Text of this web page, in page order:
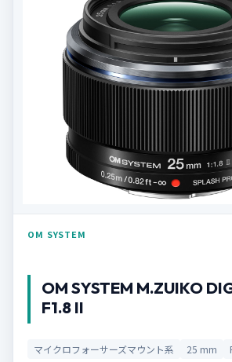
OM SYSTEM
OM SYSTEM M.ZUIKO
F1.8 II
マイクロフォーサーズマウント系 25 mm